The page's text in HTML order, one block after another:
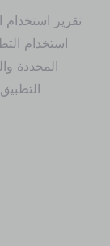
تقرير
استخدام
المحددة